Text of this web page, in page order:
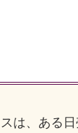
は、ある